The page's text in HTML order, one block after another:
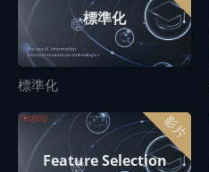
標準化
標準化
影片
Feature Selection